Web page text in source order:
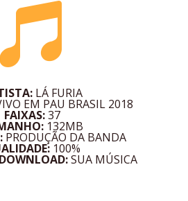

LÁ FURIA
EM PAU BRASIL 2018
FAIXAS:37
132MB
PRODUÇÃO DA BANDA
100%
DOWNLOAD:SUA MÚSICA